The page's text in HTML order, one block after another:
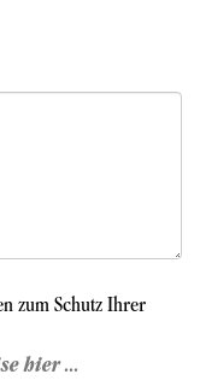
zum Schutz Ihrer
hier ...